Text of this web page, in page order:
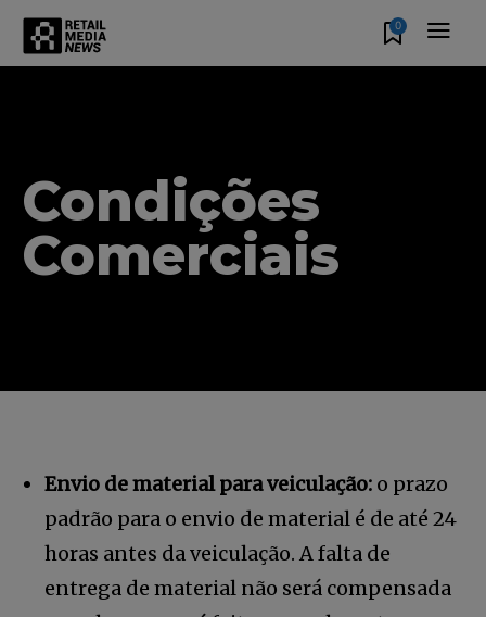
0
Condições
Comerciais
Envio de material para veiculação: o prazo
padrão para o envio de material é de até 24
horas antes da veiculação. A falta de
entrega de material não será compensada